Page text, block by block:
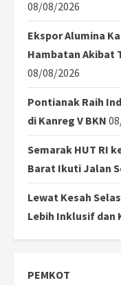
08/08/2026
Ekspor Alumina
Hambatan Akibat
08/08/2026
Pontianak Raih
di Kanreg V BKN
Semarak HUT RI
Barat Ikuti Jalan
Lewat Kesah
Lebih Inklusif dan
PEMKOT